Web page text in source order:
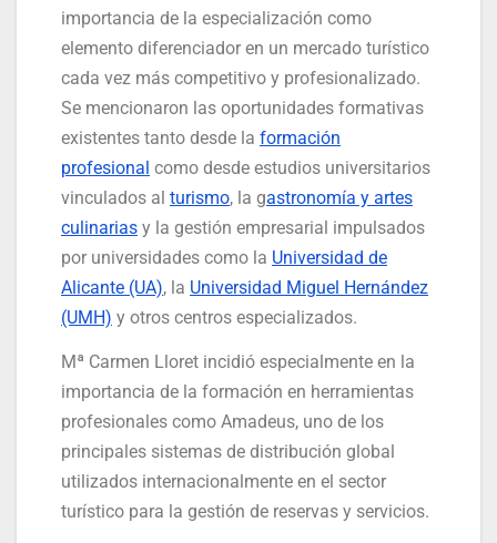
importancia de la especialización como
elemento diferenciador en un mercado turístico
cada vez más competitivo y profesionalizado.
Se mencionaron las oportunidades formativas
existentes tanto desde la formación
profesional como desde estudios universitarios
vinculados al turismo, la gastronomía y artes
culinarias y la gestión empresarial impulsados
por universidades como la Universidad de
Alicante (UA), la Universidad Miguel Hernández
(UMH) y otros centros especializados.
Mª Carmen Lloret incidió especialmente en la
importancia de la formación en herramientas
profesionales como Amadeus, uno de los
principales sistemas de distribución global
utilizados internacionalmente en el sector
turístico para la gestión de reservas y servicios.